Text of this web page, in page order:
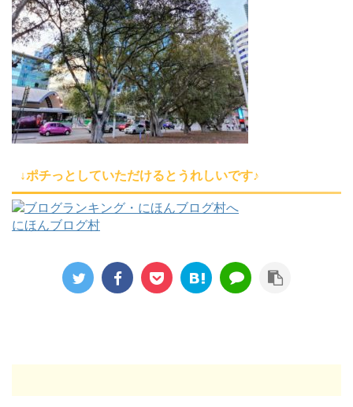
↓ポチっとしていただけるとうれしいです♪
にほんブログ村